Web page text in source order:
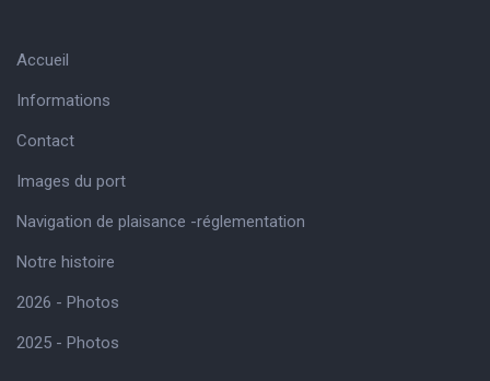
Accueil
Informations
Contact
Images du port
Navigation de plaisance -réglementation
Notre histoire
2026 - Photos
2025 - Photos